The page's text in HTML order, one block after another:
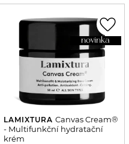
LAMIXTURA Canvas Cream®
- Multifunkční hydratační
krém
novinka
favorite_border